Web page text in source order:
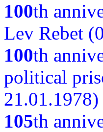
100th
Lev Rebet
100th
political
21.01.1978)
105th